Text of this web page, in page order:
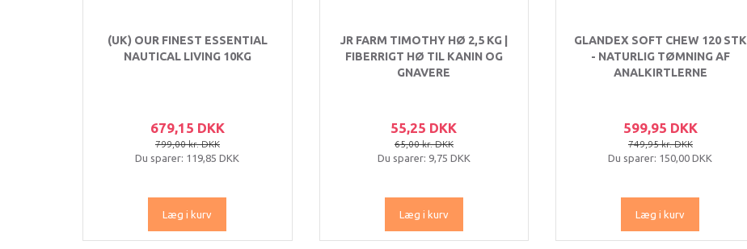
(UK) OUR FINEST ESSENTIAL
NAUTICAL LIVING 10KG
679,15 DKK
799,00 kr. DKK
Du sparer: 119,85 DKK
Læg i kurv
JR FARM TIMOTHY HØ 2,5 KG |
FIBERRIGT HØ TIL KANIN OG
GNAVERE
55,25 DKK
65,00 kr. DKK
Du sparer: 9,75 DKK
Læg i kurv
GLANDEX SOFT CHEW 120 STK
- NATURLIG TØMNING AF
ANALKIRTLERNE
599,95 DKK
749,95 kr. DKK
Du sparer: 150,00 DKK
Læg i kurv